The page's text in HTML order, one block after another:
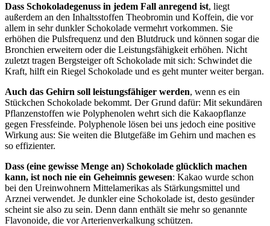
Dass Schokoladegenuss in jedem Fall anregend ist, liegt
außerdem an den Inhaltsstoffen Theobromin und Koffein, die vor
allem in sehr dunkler Schokolade vermehrt vorkommen. Sie
erhöhen die Pulsfrequenz und den Blutdruck und können sogar die
Bronchien erweitern oder die Leistungsfähigkeit erhöhen. Nicht
zuletzt tragen Bergsteiger oft Schokolade mit sich: Schwindet die
Kraft, hilft ein Riegel Schokolade und es geht munter weiter bergan.
Auch das Gehirn soll leistungsfähiger werden, wenn es ein
Stückchen Schokolade bekommt. Der Grund dafür: Mit sekundären
Pflanzenstoffen wie Polyphenolen wehrt sich die Kakaopflanze
gegen Fressfeinde. Polyphenole lösen bei uns jedoch eine positive
Wirkung aus: Sie weiten die Blutgefäße im Gehirn und machen es
so effizienter.
Dass (eine gewisse Menge an) Schokolade glücklich machen
kann, ist noch nie ein Geheimnis gewesen: Kakao wurde schon
bei den Ureinwohnern Mittelamerikas als Stärkungsmittel und
Arznei verwendet. Je dunkler eine Schokolade ist, desto gesünder
scheint sie also zu sein. Denn dann enthält sie mehr so genannte
Flavonoide, die vor Arterienverkalkung schützen.